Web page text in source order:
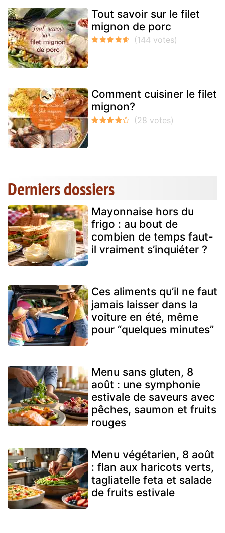
Tout savoir sur le filet
mignon de porc
Comment cuisiner le filet
mignon?
Derniers dossiers
Mayonnaise hors du
frigo : au bout de
combien de temps faut-
il vraiment s’inquiéter ?
Ces aliments qu’il ne faut
jamais laisser dans la
voiture en été, même
pour “quelques minutes”
Menu sans gluten, 8
août : une symphonie
estivale de saveurs avec
pêches, saumon et fruits
rouges
Menu végétarien, 8 août
: flan aux haricots verts,
tagliatelle feta et salade
de fruits estivale